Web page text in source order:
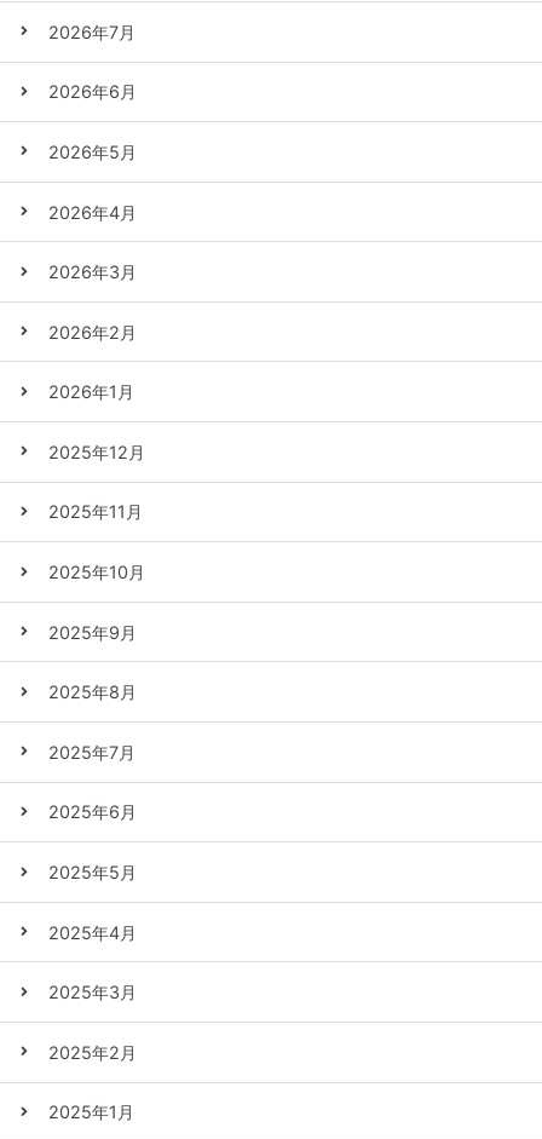
2026年7月
2026年6月
2026年5月
2026年4月
2026年3月
2026年2月
2026年1月
2025年12月
2025年11月
2025年10月
2025年9月
2025年8月
2025年7月
2025年6月
2025年5月
2025年4月
2025年3月
2025年2月
2025年1月